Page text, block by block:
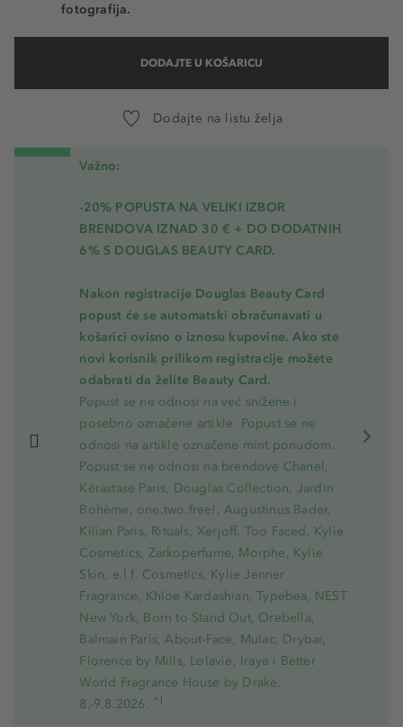
fotografija.
DODAJTE U KOŠARICU
Dodajte na listu želja
Važno:
-20% POPUSTA NA VELIKI IZBOR
BRENDOVA IZNAD 30 € + DO DODATNIH
6% S DOUGLAS BEAUTY CARD.
Nakon registracije Douglas Beauty Card
popust će se automatski obračunavati u
košarici ovisno o iznosu kupovine. Ako ste
novi korisnik prilikom registracije možete
odabrati da želite Beauty Card.
Popust se ne odnosi na već snižene i
posebno označene artikle. Popust se ne
odnosi na artikle označene mint ponudom.
Popust se ne odnosi na brendove Chanel,
Kérastase Paris, Douglas Collection, Jardin
Bohème, one.two.free!, Augustinus Bader,
Kilian Paris, Rituals, Xerjoff, Too Faced, Kylie
Cosmetics, Zarkoperfume, Morphe, Kylie
Skin, e.l.f. Cosmetics, Kylie Jenner
Fragrance, Khloe Kardashian, Typebea, NEST
New York, Born to Stand Out, Orebella,
Balmain Paris, About-Face, Mulac, Drybar,
Florence by Mills, Lolavie, Iraye i Better
World Fragrance House by Drake.
8.-9.8.2026. *1